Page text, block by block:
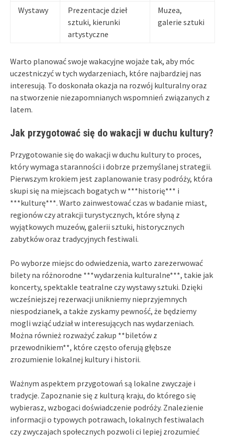
Wystawy
Prezentacje dzieł
sztuki, kierunki
artystyczne
Muzea,
galerie sztuki
Warto planować swoje wakacyjne wojaże tak, aby móc
uczestniczyć w tych wydarzeniach, które najbardziej nas
interesują. To doskonała okazja na rozwój kulturalny oraz
na stworzenie niezapomnianych wspomnień związanych z
latem.
Jak przygotować się do wakacji w duchu kultury?
Przygotowanie się do wakacji w duchu kultury to proces,
który wymaga staranności i dobrze przemyślanej strategii.
Pierwszym krokiem jest zaplanowanie trasy podróży, która
skupi się na miejscach bogatych w ***historię*** i
***kulturę***. Warto zainwestować czas w badanie miast,
regionów czy atrakcji turystycznych, które słyną z
wyjątkowych muzeów, galerii sztuki, historycznych
zabytków oraz tradycyjnych festiwali.
Po wyborze miejsc do odwiedzenia, warto zarezerwować
bilety na różnorodne ***wydarzenia kulturalne***, takie jak
koncerty, spektakle teatralne czy wystawy sztuki. Dzięki
wcześniejszej rezerwacji unikniemy nieprzyjemnych
niespodzianek, a także zyskamy pewność, że będziemy
mogli wziąć udział w interesujących nas wydarzeniach.
Można również rozważyć zakup **biletów z
przewodnikiem**, które często oferują głębsze
zrozumienie lokalnej kultury i historii.
Ważnym aspektem przygotowań są lokalne zwyczaje i
tradycje. Zapoznanie się z kulturą kraju, do którego się
wybierasz, wzbogaci doświadczenie podróży. Znalezienie
informacji o typowych potrawach, lokalnych festiwalach
czy zwyczajach społecznych pozwoli ci lepiej zrozumieć